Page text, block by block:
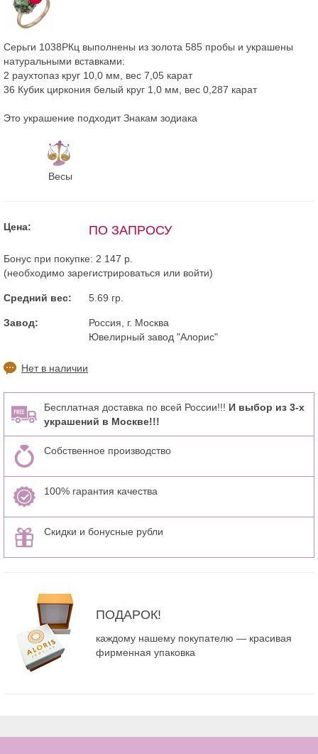
Серьги 1038РКц выполнены из золота 585 пробы и украшены
натуральными вставками:
2 раухтопаз круг 10,0 мм, вес 7,05 карат
36 Кубик циркония белый круг 1,0 мм, вес 0,287 карат
Это украшение подходит Знакам зодиака
Весы
Цена: ПО ЗАПРОСУ
Бонус при покупке: 2 147 р.
(необходимо зарегистрироваться или войти)
Средний вес: 5.69 гр.
Завод:
Россия, г. Москва
Ювелирный завод "Алорис"
Нет в наличии
Бесплатная доставка по всей России!!! И выбор из 3-х
украшений в Москве!!!
Собственное производство
100% гарантия качества
Скидки и бонусные рубли
ПОДАРОК!
каждому нашему покупателю — красивая
фирменная упаковка